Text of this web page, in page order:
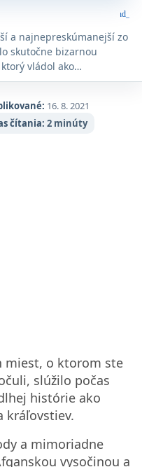
a najnepreskúmanejší zo
skutočne bizarnou
vládol ako
až do svojej smrti v roku
sochami svojej osoby.
demontované, mnohí
16. 8. 2021
čítania: 2 minúty
miest, o ktorom ste
slúžilo počas
histórie ako
kráľovstiev.
a mimoriadne
vysočinou a